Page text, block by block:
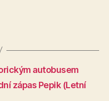
autobusem
zápas Pepik (Letní